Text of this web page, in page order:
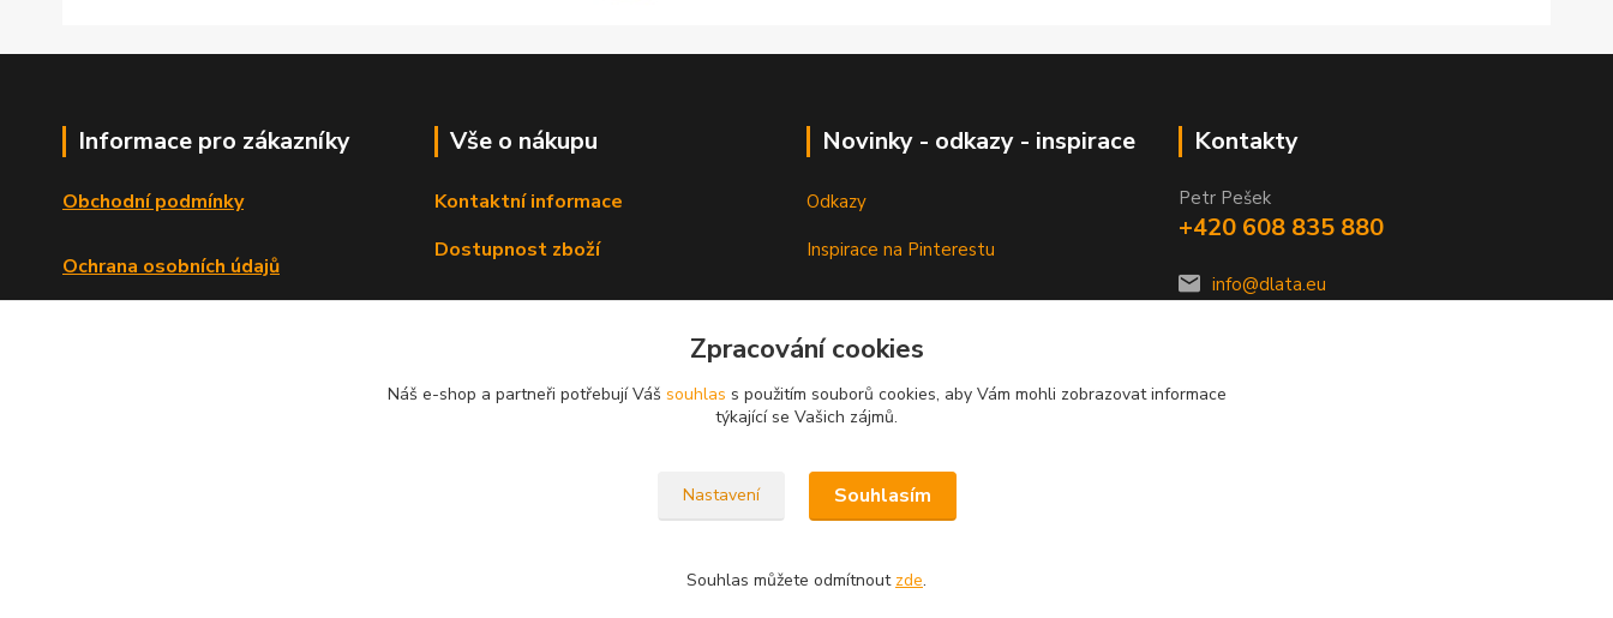
Informace pro zákazníky
Obchodní podmínky
Ochrana osobních údajů
Vše o nákupu
Kontaktní informace
Dostupnost zboží
Novinky - odkazy - inspirace
Odkazy
Inspirace na Pinterestu
Kontakty
Petr Pešek
+420 608 835 880
info@dlata.eu
Zpracování cookies
Náš e-shop a partneři potřebují Váš souhlas s použitím souborů cookies, aby Vám mohli zobrazovat informace
týkající se Vašich zájmů.
Nastavení Souhlasím
Souhlas můžete odmítnout zde.